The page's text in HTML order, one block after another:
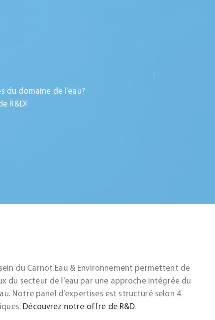
domaine de l’eau?
R&D!
du Carnot Eau & Environnement permettent de
du secteur de l’eau par une approche intégrée du
Notre panel d’expertises est structuré selon 4
Découvrez notre offre de R&D.